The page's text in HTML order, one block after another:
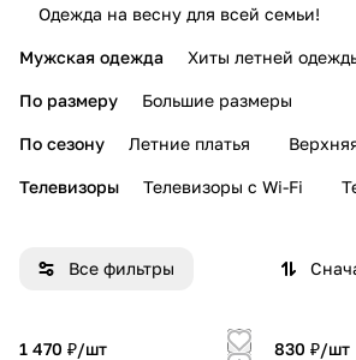
Одежда на весну для всей семьи!
Мужская одежда Хиты летней
По размеру Большие размеры
По сезону Летние платья
Телевизоры Телевизоры с Wi-Fi
Все фильтры
1 470 ₽/шт
830 ₽/шт